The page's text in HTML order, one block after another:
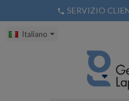
phone SERVIZIO
Italiano